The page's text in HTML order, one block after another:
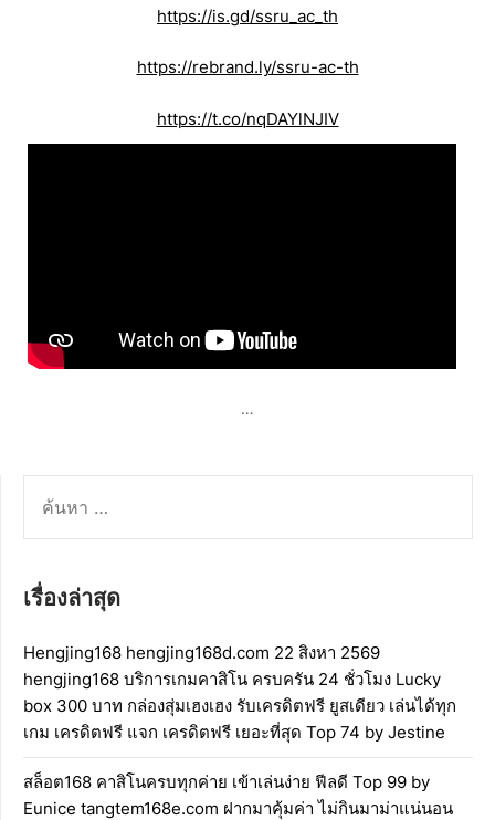
https://is.gd/ssru_ac_th
https://rebrand.ly/ssru-ac-th
https://t.co/nqDAYlNJIV
…
สำหรับ:
เรื่องล่าสุด
Hengjing168 hengjing168d.com 22 สิงหา 2569
hengjing168 บริการเกมคาสิโน ครบครัน 24 ชั่วโมง Lucky
box 300 บาท กล่องสุ่มเฮงเฮง รับเครดิตฟรี ยูสเดียว เล่นได้ทุก
เกม เครดิตฟรี แจก เครดิตฟรี เยอะที่สุด Top 74 by Jestine
สล็อต168 คาสิโนครบทุกค่าย เข้าเล่นง่าย ฟีลดี Top 99 by
Eunice tangtem168e.com ฝากมาคุ้มค่า ไม่กินมาม่าแน่นอน